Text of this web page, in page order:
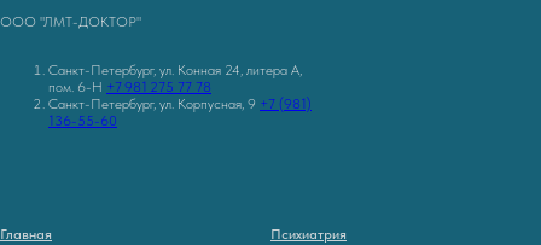
ООО "ЛМТ-ДОКТОР"
Санкт-Петербург, ул. Конная 24, литера А,
пом. 6-Н +7 981 275 77 78
Санкт-Петербург, ул. Корпусная, 9 +7 (981)
136-55-60
Главная Психиатрия